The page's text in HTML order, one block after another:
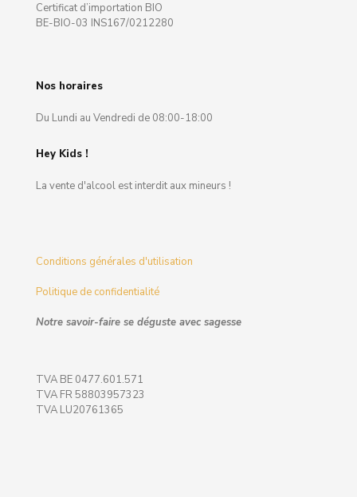
Certificat d’importation BIO
BE-BIO-03 INS167/0212280
Nos horaires
Du Lundi au Vendredi de 08:00-18:00
Hey Kids !
La vente d'alcool est interdit aux mineurs !
Conditions générales d'utilisation
Politique de confidentialité
Notre savoir-faire se déguste avec sagesse
TVA BE 0477.601.571
TVA FR 58803957323
TVA LU20761365